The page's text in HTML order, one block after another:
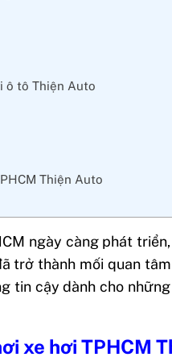
ô tô Thiện Auto
Thiện Auto
ngày càng phát
trở thành mối quan
tin cậy dành cho
xe hơi TPHCM